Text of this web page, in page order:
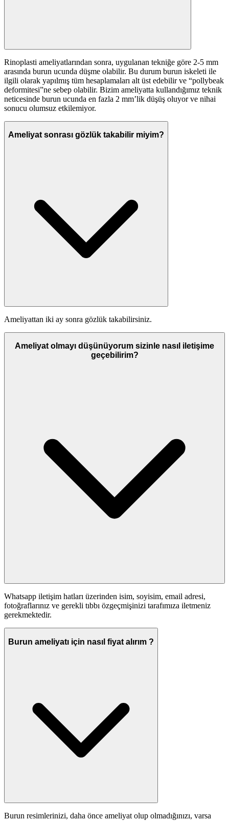
Rinoplasti ameliyatlarından sonra, uygulanan tekniğe göre 2-5 mm
arasında burun ucunda düşme olabilir. Bu durum burun iskeleti ile
ilgili olarak yapılmış tüm hesaplamaları alt üst edebilir ve “pollybeak
deformitesi”ne sebep olabilir. Bizim ameliyatta kullandığımız teknik
neticesinde burun ucunda en fazla 2 mm’lik düşüş oluyor ve nihai
sonucu olumsuz etkilemiyor.
Ameliyat sonrası gözlük takabilir miyim?
Ameliyattan iki ay sonra gözlük takabilirsiniz.
Ameliyat olmayı düşünüyorum sizinle nasıl iletişime
geçebilirim?
Whatsapp iletişim hatları üzerinden isim, soyisim, email adresi,
fotoğraflarınız ve gerekli tıbbı özgeçmişinizi tarafımıza iletmeniz
gerekmektedir.
Burun ameliyatı için nasıl fiyat alırım ?
Burun resimlerinizi, daha önce ameliyat olup olmadığınızı, varsa